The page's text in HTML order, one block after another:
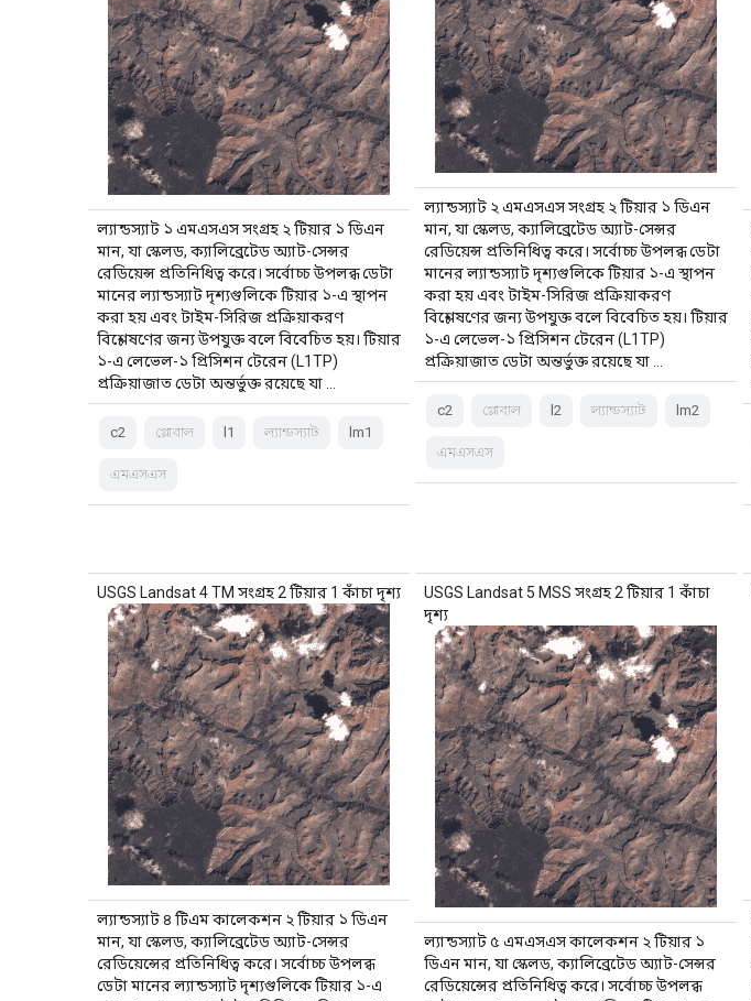
ল্যান্ডস্যাট ১ এমএসএস সংগ্রহ ২ টিয়ার ১ ডিএন
মান, যা স্কেলড, ক্যালিব্রেটেড অ্যাট-সেন্সর
রেডিয়েন্স প্রতিনিধিত্ব করে। সর্বোচ্চ উপলব্ধ ডেটা
মানের ল্যান্ডস্যাট দৃশ্যগুলিকে টিয়ার ১-এ স্থাপন
করা হয় এবং টাইম-সিরিজ প্রক্রিয়াকরণ
বিশ্লেষণের জন্য উপযুক্ত বলে বিবেচিত হয়। টিয়ার
১-এ লেভেল-১ প্রিসিশন টেরেন (L1TP)
প্রক্রিয়াজাত ডেটা অন্তর্ভুক্ত রয়েছে যা …
c2 গ্লোবাল l1 ল্যান্ডস্যাট lm1
এমএসএস
ল্যান্ডস্যাট ২ এমএসএস সংগ্রহ ২ টিয়ার ১ ডিএন
মান, যা স্কেলড, ক্যালিব্রেটেড অ্যাট-সেন্সর
রেডিয়েন্স প্রতিনিধিত্ব করে। সর্বোচ্চ উপলব্ধ ডেটা
মানের ল্যান্ডস্যাট দৃশ্যগুলিকে টিয়ার ১-এ স্থাপন
করা হয় এবং টাইম-সিরিজ প্রক্রিয়াকরণ
বিশ্লেষণের জন্য উপযুক্ত বলে বিবেচিত হয়। টিয়ার
১-এ লেভেল-১ প্রিসিশন টেরেন (L1TP)
প্রক্রিয়াজাত ডেটা অন্তর্ভুক্ত রয়েছে যা …
c2 গ্লোবাল l2 ল্যান্ডস্যাট lm2
এমএসএস
USGS Landsat 4 TM সংগ্রহ 2 টিয়ার 1 কাঁচা দৃশ্য
ল্যান্ডস্যাট ৪ টিএম কালেকশন ২ টিয়ার ১ ডিএন
মান, যা স্কেলড, ক্যালিব্রেটেড অ্যাট-সেন্সর
রেডিয়েন্সের প্রতিনিধিত্ব করে। সর্বোচ্চ উপলব্ধ
ডেটা মানের ল্যান্ডস্যাট দৃশ্যগুলিকে টিয়ার ১-এ
USGS Landsat 5 MSS সংগ্রহ 2 টিয়ার 1 কাঁচা
দৃশ্য
ল্যান্ডস্যাট ৫ এমএসএস কালেকশন ২ টিয়ার ১
ডিএন মান, যা স্কেলড, ক্যালিব্রেটেড অ্যাট-সেন্সর
রেডিয়েন্সের প্রতিনিধিত্ব করে। সর্বোচ্চ উপলব্ধ